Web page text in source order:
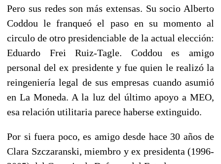
Pero sus redes son más extensas. Su socio Alberto
Coddou le franqueó el paso en su momento al
circulo de otro presidenciable de la actual elección:
Eduardo Frei Ruiz-Tagle. Coddou es amigo
personal del ex presidente y fue quien le realizó la
reingeniería legal de sus empresas cuando asumió
en La Moneda. A la luz del último apoyo a MEO,
esa relación utilitaria parece haberse extinguido.
Por si fuera poco, es amigo desde hace 30 años de
Clara Szczaranski, miembro y ex presidenta (1996-